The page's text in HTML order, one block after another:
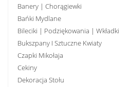
Banery | Chorągiewki
Bańki Mydlane
Bileciki | Podziękowania | Wkładki
Bukszpany I Sztuczne Kwiaty
Czapki Mikołaja
Cekiny
Dekoracja Stołu